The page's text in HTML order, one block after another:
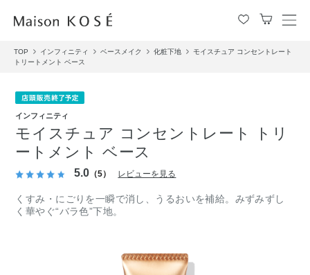
メ
ュ
TOP インフィニティ ベースメイク 化粧下地
モイスチュア コンセントレート
トリートメント ベース
インフィニティ
モイスチュア コンセントレート トリ
ートメント ベース
5.0 （5） レビューを見る
くすみ・にごりを一瞬で消し、うるおいを補給。みずみずし
く華やぐ“バラ色”下地。